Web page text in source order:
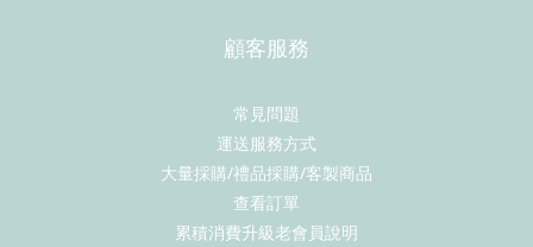
顧客服務
常見問題
運送服務方式
大量採購/禮品採購/客製商品
查看訂單
累積消費升級老會員說明